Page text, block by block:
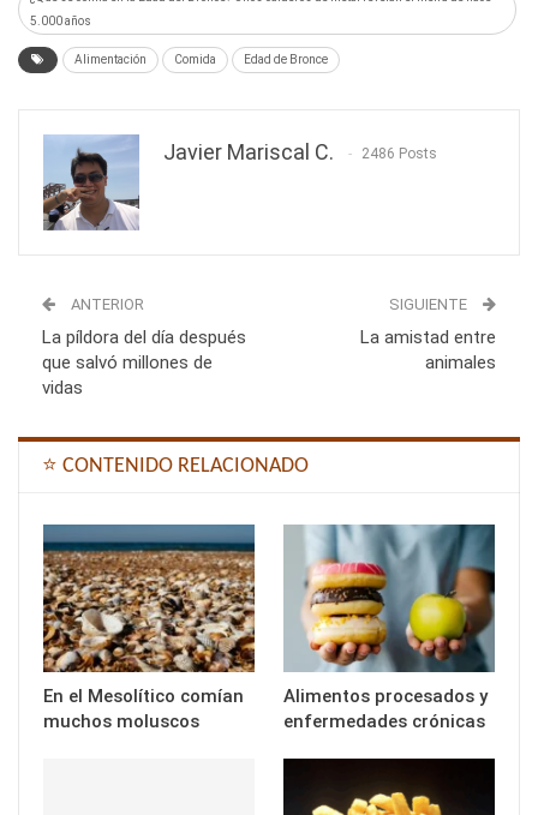
5.000 años
Alimentación Comida Edad de Bronce
Javier Mariscal C. 2486 Posts
ANTERIOR
La píldora del día después
que salvó millones de
vidas
SIGUIENTE
La amistad entre
animales
⭐ CONTENIDO RELACIONADO
En el Mesolítico comían
muchos moluscos
Alimentos procesados y
enfermedades crónicas